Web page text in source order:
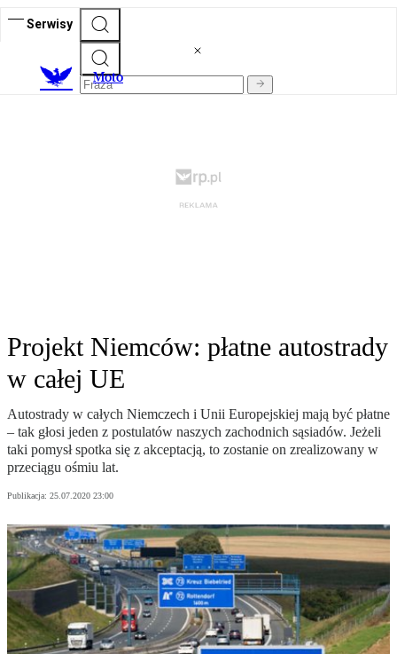
Serwisy
Moto
Projekt Niemców: płatne autostrady
w całej UE
Autostrady w całych Niemczech i Unii Europejskiej mają być płatne
– tak głosi jeden z postulatów naszych zachodnich sąsiadów. Jeżeli
taki pomysł spotka się z akceptacją, to zostanie on zrealizowany w
przeciągu ośmiu lat.
Publikacja: 25.07.2020 23:00